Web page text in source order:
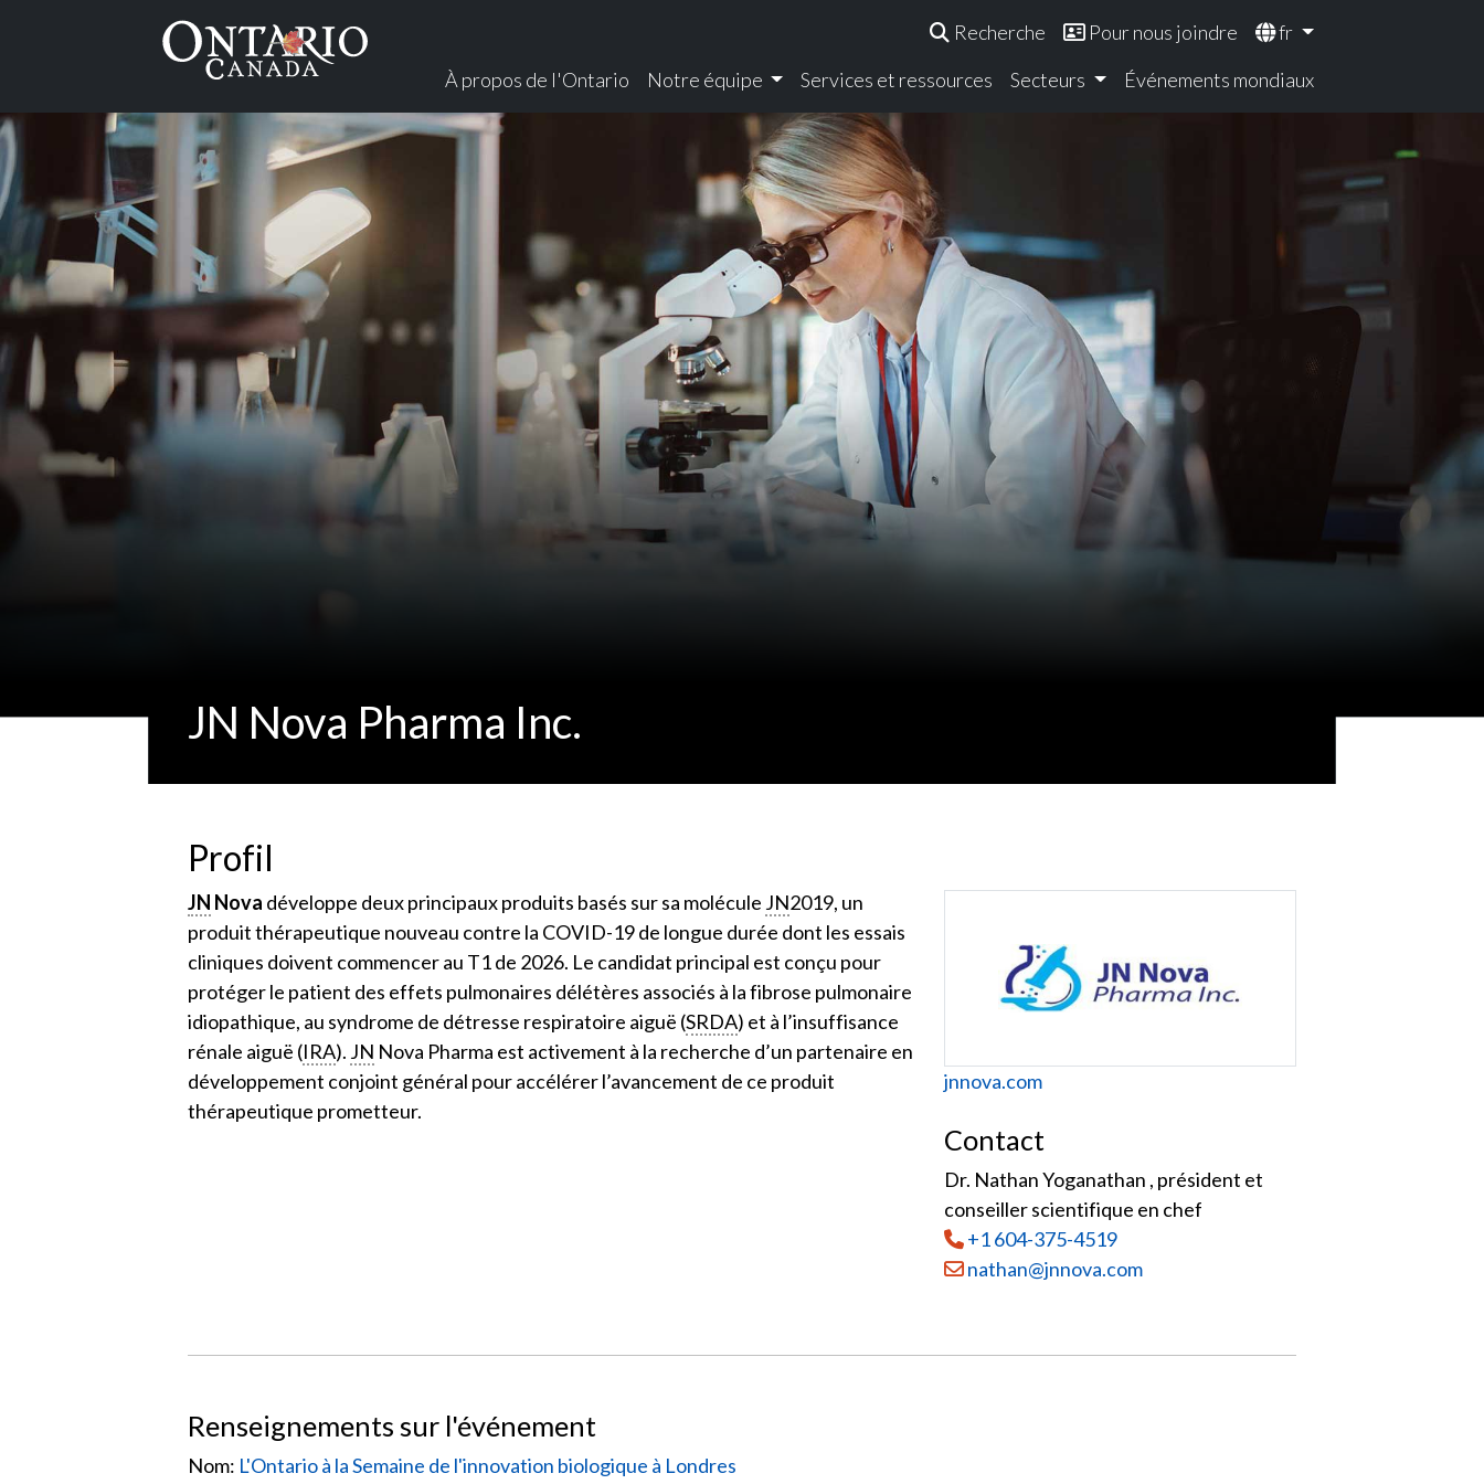
Recherche Pour nous joindre
fr
À propos de l'Ontario
Notre équipe Services et ressources Secteurs Événements mondiaux
JN Nova Pharma Inc.
Profil
JN Nova développe deux principaux produits basés sur sa molécule JN2019, un
produit thérapeutique nouveau contre la COVID-19 de longue durée dont les essais
cliniques doivent commencer au T1 de 2026. Le candidat principal est conçu pour
protéger le patient des effets pulmonaires délétères associés à la fibrose pulmonaire
idiopathique, au syndrome de détresse respiratoire aiguë (SRDA) et à l’insuffisance
rénale aiguë (IRA). JN Nova Pharma est activement à la recherche d’un partenaire en
développement conjoint général pour accélérer l’avancement de ce produit
thérapeutique prometteur.
Website
jnnova.com
Contact
Dr. Nathan Yoganathan , président et
conseiller scientifique en chef
Tél:
+1 604-375-4519
Courriel :
nathan@jnnova.com
Renseignements sur l'événement
Nom: L'Ontario à la Semaine de l'innovation biologique à Londres